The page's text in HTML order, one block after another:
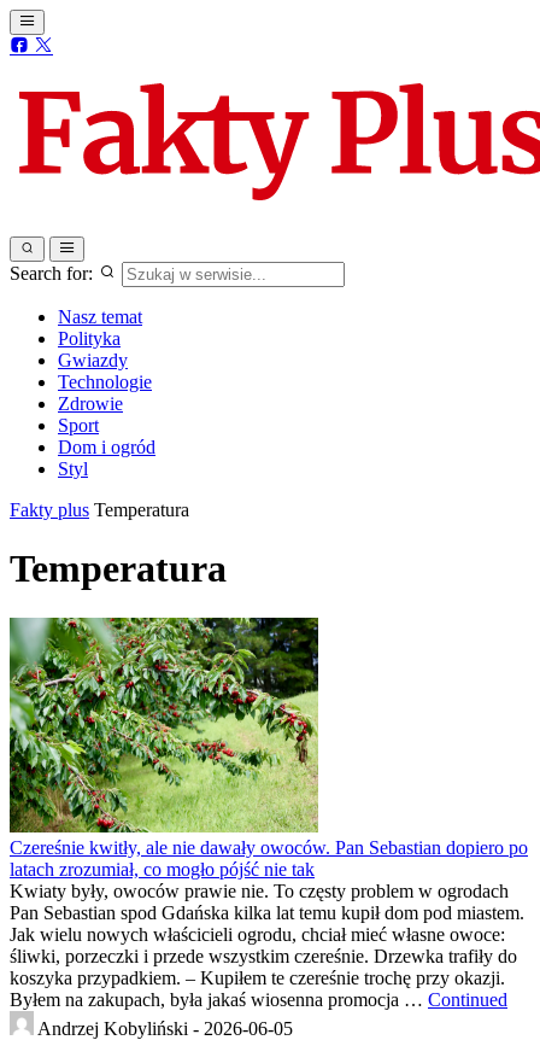
Search for:
Nasz temat
Polityka
Gwiazdy
Technologie
Zdrowie
Sport
Dom i ogród
Styl
Fakty plus Temperatura
Temperatura
Czereśnie kwitły, ale nie dawały owoców. Pan Sebastian dopiero po
latach zrozumiał, co mogło pójść nie tak
Kwiaty były, owoców prawie nie. To częsty problem w ogrodach
Pan Sebastian spod Gdańska kilka lat temu kupił dom pod miastem.
Jak wielu nowych właścicieli ogrodu, chciał mieć własne owoce:
śliwki, porzeczki i przede wszystkim czereśnie. Drzewka trafiły do
koszyka przypadkiem. – Kupiłem te czereśnie trochę przy okazji.
Byłem na zakupach, była jakaś wiosenna promocja … Continued
Andrzej Kobyliński - 2026-06-05